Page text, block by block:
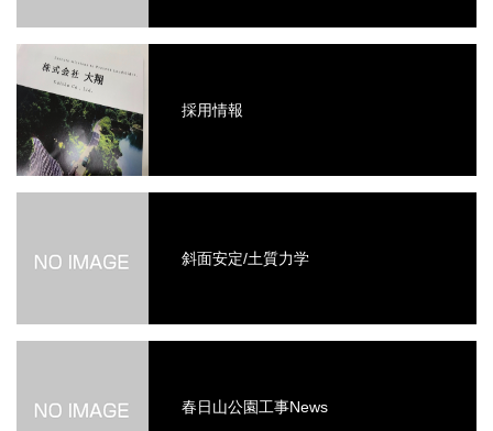
採用情報
斜面安定/土質力学
春日山公園工事News